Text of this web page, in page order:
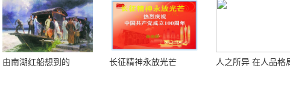
由南湖红船想到的 长征精神永放光芒 人之所异 在人品格